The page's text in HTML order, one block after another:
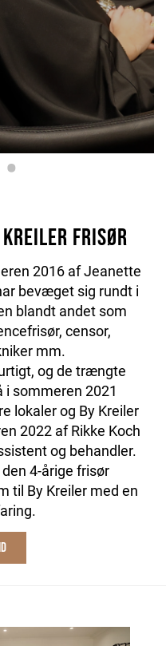
Kreiler Frisør
2016 af Jeanette
bevæget sig rundt i
blandt andet som
censor,
mm.
og de trængte
i sommeren 2021
lokaler og By Kreiler
2022 af Rikke Koch
og behandler.
4-årige frisør
til By Kreiler med en